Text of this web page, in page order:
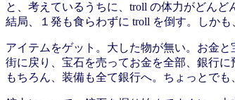
と、考えているうちに、troll の体力がどんど
結局、１発も食らわずに troll を倒す。しか
アイテムをゲット。大した物が無い。お金
街に戻り、宝石を売ってお金を全部、銀行に
もちろん、装備も全て銀行へ。ちょっとで